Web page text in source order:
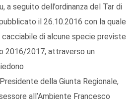
a seguito dell’ordinanza del Tar di
il 26.10.2016 con la quale
di alcune specie previste
2016/2017, attraverso un
della Giunta Regionale,
all’Ambiente Francesco